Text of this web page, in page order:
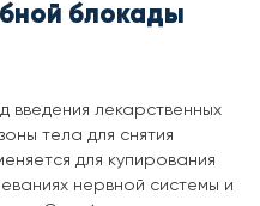
блокады
введения лекарственных
тела для снятия
для купирования
нервной системы и